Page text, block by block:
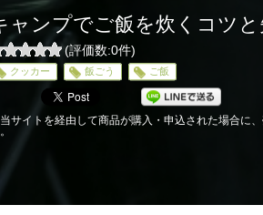
ャンプでご飯を炊くコツ
(評価数:0件)
クッカー 飯ごう ご飯
サイトを経由して商品が購入・申込された場合に